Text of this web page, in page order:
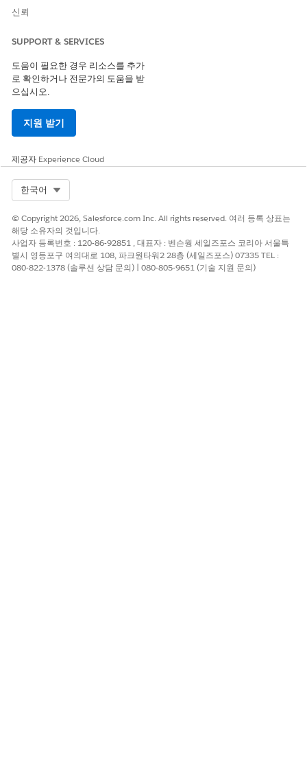
암호 없는 새로 고침 주기를 허용하면 사용자의 초기 로그인 세션이
이터 추출 및 무단 계정 액세스가 가능합니다.
위험이 높은 경우
응용 프로그램에서 RTR(새로 고침 토큰 순환)을 구현하지 않거나
제공합니다.
회사에서 통합 사용자에 대해 엄격한 IP 주소 제한을 적용하고 빈번
한 대화형 재인증이 필요한 단기간 새로 고침 토큰을 사용하는 경우
비즈니스 및 통합 고려 사항
이 요구 사항을 활성화하면 백엔드 서버에서 암호가 보호되지만 모
바일 또는 단일 페이지 응용 프로그램과 같은 공개 클라이언트가 안
전한 프록시 없이 세션을 바로 새로 고칠 수 없습니다.
신뢰
SUPPORT & SERVICES
도움이 필요한 경우 리소스를 추가
로 확인하거나 전문가의 도움을 받
으십시오.
지원 받기
제공자 Experience Cloud
한국어
© Copyright 2026, Salesforce.com Inc. All rights reserved. 여러 등록 상표는
해당 소유자의 것입니다.
사업자 등록번호 : 120-86-92851 , 대표자 : 벤슨웡 세일즈포스 코리아 서울특
별시 영등포구 여의대로 108, 파크원타워2 28층 (세일즈포스) 07335 TEL :
080-822-1378 (솔루션 상담 문의) | 080-805-9651 (기술 지원 문의)